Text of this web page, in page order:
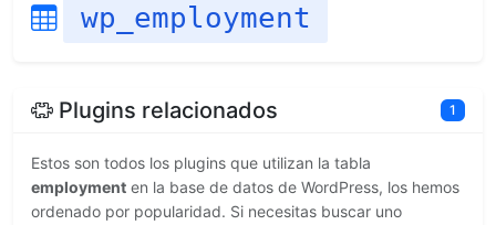
wp_employment
Plugins relacionados 1
Estos son todos los plugins que utilizan la tabla
employment en la base de datos de WordPress, los hemos
ordenado por popularidad. Si necesitas buscar uno